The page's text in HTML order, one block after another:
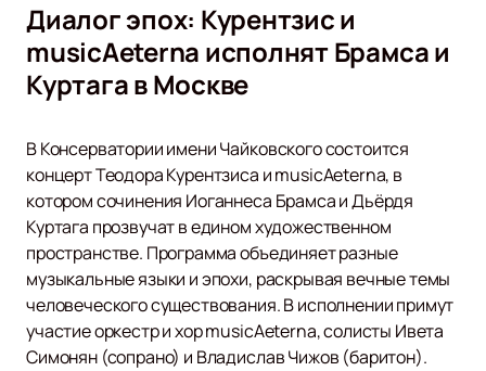
Диалог эпох: Курентзис и
musicAeterna исполнят Брамса и
Куртага в Москве
В Консерватории имени Чайковского состоится
концерт Теодора Курентзиса и musicAeterna, в
котором сочинения Иоганнеса Брамса и Дьёрдя
Куртага прозвучат в едином художественном
пространстве. Программа объединяет разные
музыкальные языки и эпохи, раскрывая вечные темы
человеческого существования. В исполнении примут
участие оркестр и хор musicAeterna, солисты Ивета
Симонян (сопрано) и Владислав Чижов (баритон).